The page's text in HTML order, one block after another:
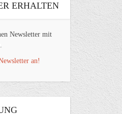
ERHALTEN
Newsletter mit
an!